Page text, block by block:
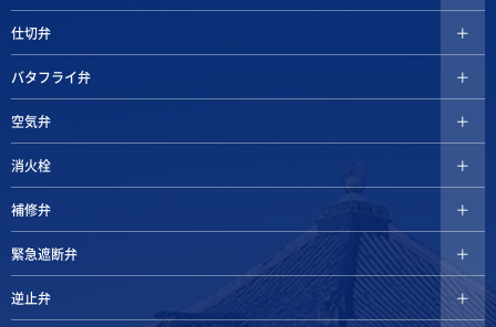
仕切弁
バタフライ弁
空気弁
消火栓
補修弁
緊急遮断弁
逆止弁